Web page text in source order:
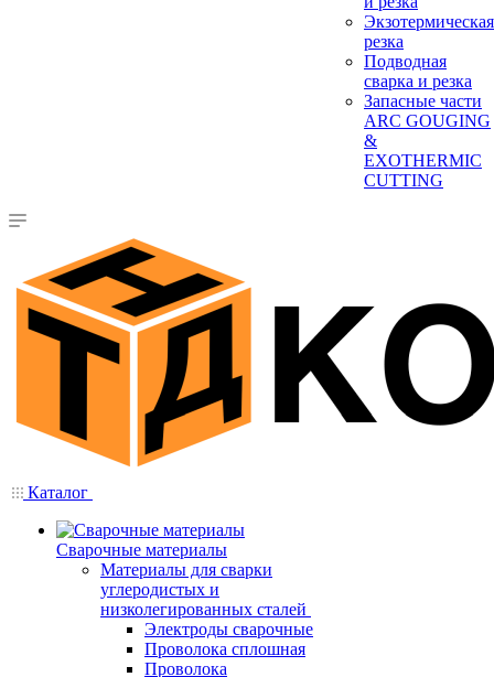
Экзотермическая
резка
Подводная
сварка и резка
Запасные части
ARC GOUGING
&
EXOTHERMIC
CUTTING
Каталог
Сварочные материалы
Материалы для сварки
углеродистых и
низколегированных сталей
Электроды сварочные
Проволока сплошная
Проволока